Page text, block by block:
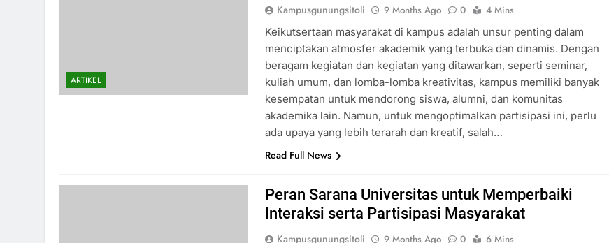
ARTIKEL
Kampusgunungsitoli 9 Months Ago 0
4 Mins
Keikutsertaan masyarakat di kampus adalah unsur penting dalam
menciptakan atmosfer akademik yang terbuka dan dinamis. Dengan
beragam kegiatan dan kegiatan yang ditawarkan, seperti seminar,
kuliah umum, dan lomba-lomba kreativitas, kampus memiliki banyak
kesempatan untuk mendorong siswa, alumni, dan komunitas
akademika lain. Namun, untuk mengoptimalkan partisipasi ini, perlu
ada upaya yang lebih terarah dan kreatif, salah…
Read Full News
Peran Sarana Universitas untuk Memperbaiki
Interaksi serta Partisipasi Masyarakat
Kampusgunungsitoli 9 Months Ago 0
6 Mins